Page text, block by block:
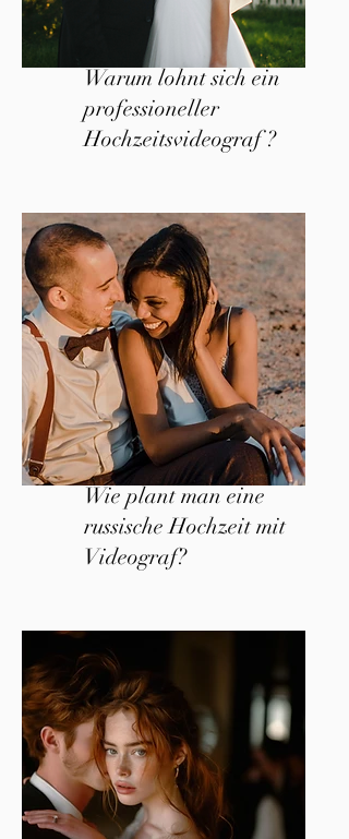
Warum lohnt sich ein
professioneller
Hochzeitsvideograf ?
Wie plant man eine
russische Hochzeit mit
Videograf?